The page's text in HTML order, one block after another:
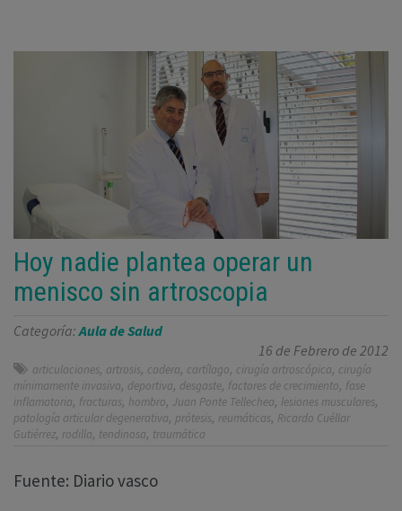
Hoy nadie plantea operar un
menisco sin artroscopia
Categoría:Aula de Salud
16 de Febrero de 2012
articulaciones, artrosis, cadera, cartílago, cirugía artroscópica, cirugía
mínimamente invasiva, deportiva, desgaste, factores de crecimiento, fase
inflamatoria, fracturas, hombro, Juan Ponte Tellechea, lesiones musculares,
patología articular degenerativa, prótesis, reumáticas, Ricardo Cuéllar
Gutiérrez, rodilla, tendinosa, traumática
Fuente: Diario vasco